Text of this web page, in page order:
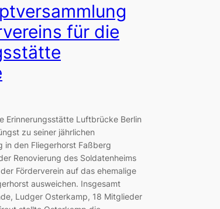
für die
Erinnerungsstätte Luftbrücke Berlin
zu seiner jährlichen
in den Fliegerhorst Faßberg
Renovierung des Soldatenheims
Förderverein auf das ehemalige
ausweichen. Insgesamt
Ludger Osterkamp, 18 Mitglieder